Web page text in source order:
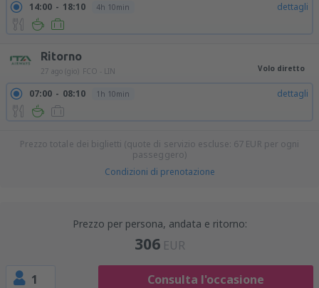
14:00 18:10 4h 10min dettagli
Ritorno
27 ago (gio) FCO - LIN Volo diretto
07:00 08:10 1h 10min dettagli
Prezzo totale dei biglietti (quote di servizio escluse: 67 EUR per ogni
passeggero)
Condizioni di prenotazione
Prezzo per persona, andata e ritorno:
306 EUR
1 Consulta l'occasione